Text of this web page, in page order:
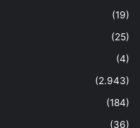
(19)
(25)
(4)
(2.943)
(184)
(36)